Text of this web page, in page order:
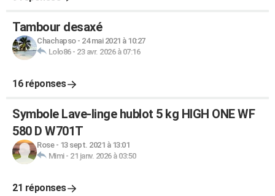
Tambour desaxé
Chachapso- 24 mai 2021 à 10:27
Lolo86- 23 avr. 2026 à 07:16
16 réponses
Symbole Lave-linge hublot 5 kg HIGH ONE WF
580 D W701T
Rose- 13 sept. 2021 à 13:01
Mimi- 21 janv. 2026 à 03:50
21 réponses